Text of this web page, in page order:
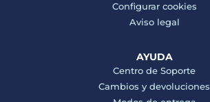
Configurar cookies
Aviso legal
AYUDA
Centro de Soporte
Cambios y devoluciones